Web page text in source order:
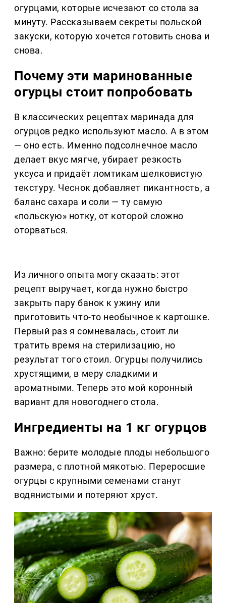
огурцами, которые исчезают со стола за
минуту. Рассказываем секреты польской
закуски, которую хочется готовить снова и
снова.
Почему эти маринованные
огурцы стоит попробовать
В классических рецептах маринада для
огурцов редко используют масло. А в этом
— оно есть. Именно подсолнечное масло
делает вкус мягче, убирает резкость
уксуса и придаёт ломтикам шелковистую
текстуру. Чеснок добавляет пикантность, а
баланс сахара и соли — ту самую
«польскую» нотку, от которой сложно
оторваться.
Из личного опыта могу сказать: этот
рецепт выручает, когда нужно быстро
закрыть пару банок к ужину или
приготовить что-то необычное к картошке.
Первый раз я сомневалась, стоит ли
тратить время на стерилизацию, но
результат того стоил. Огурцы получились
хрустящими, в меру сладкими и
ароматными. Теперь это мой коронный
вариант для новогоднего стола.
Ингредиенты на 1 кг огурцов
Важно: берите молодые плоды небольшого
размера, с плотной мякотью. Переросшие
огурцы с крупными семенами станут
водянистыми и потеряют хруст.